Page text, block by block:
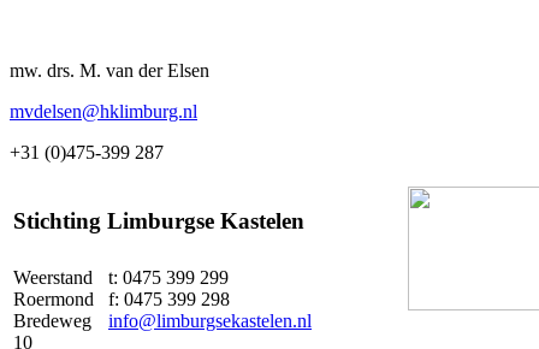
mw. drs. M. van der Elsen
mvdelsen@hklimburg.nl
+31 (0)475-399 287
Stichting Limburgse Kastelen
Weerstand
Roermond
Bredeweg
10
t: 0475 399 299
f: 0475 399 298
info@limburgsekastelen.nl